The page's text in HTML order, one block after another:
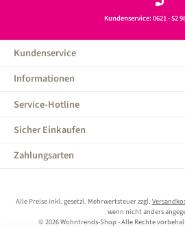
Kundenservice: 0621 - 52
Kundenservice
Informationen
Service-Hotline
Sicher Einkaufen
Zahlungsarten
Alle Preise inkl. gesetzl. Mehrwertsteuer zzgl.
wenn nicht anders
© 2026 Wohntrends-Shop - Alle Rechte